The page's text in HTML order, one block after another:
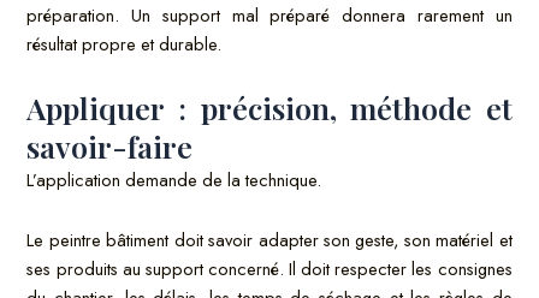
préparation. Un support mal préparé donnera rarement un
résultat propre et durable.
Appliquer : précision, méthode et
savoir-faire
L’application demande de la technique.
Le peintre bâtiment doit savoir adapter son geste, son matériel et
ses produits au support concerné. Il doit respecter les consignes